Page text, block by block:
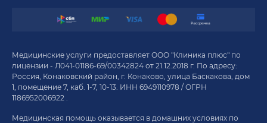
Медицинские услуги предоставляет ООО "Клиника плюс" по
лицензии - Л041-01186-69/00342824 от 21.12.2018 г. По адресу:
Россия, Конаковский район, г. Конаково, улица Баскакова, дом
1, помещение 7, каб. 1-7, 10-13. ИНН 6949110978 / ОГРН
1186952006922 .
Медицинская помощь оказывается в домашних условиях по